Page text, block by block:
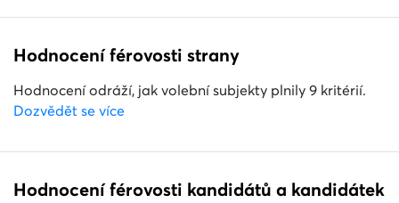
Hodnocení férovosti strany
Hodnocení odráží, jak volební subjekty plnily 9 kritérií.
Dozvědět se více
Hodnocení férovosti kandidátů a kandidátek